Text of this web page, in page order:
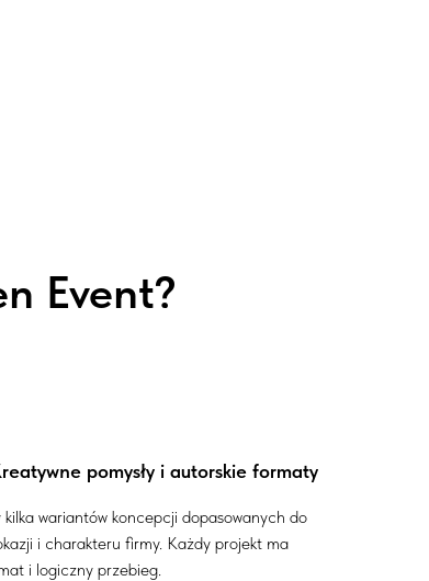
Event?
pomysły i autorskie formaty
kilka wariantów koncepcji dopasowanych do
i charakteru firmy. Każdy projekt ma
i logiczny przebieg.